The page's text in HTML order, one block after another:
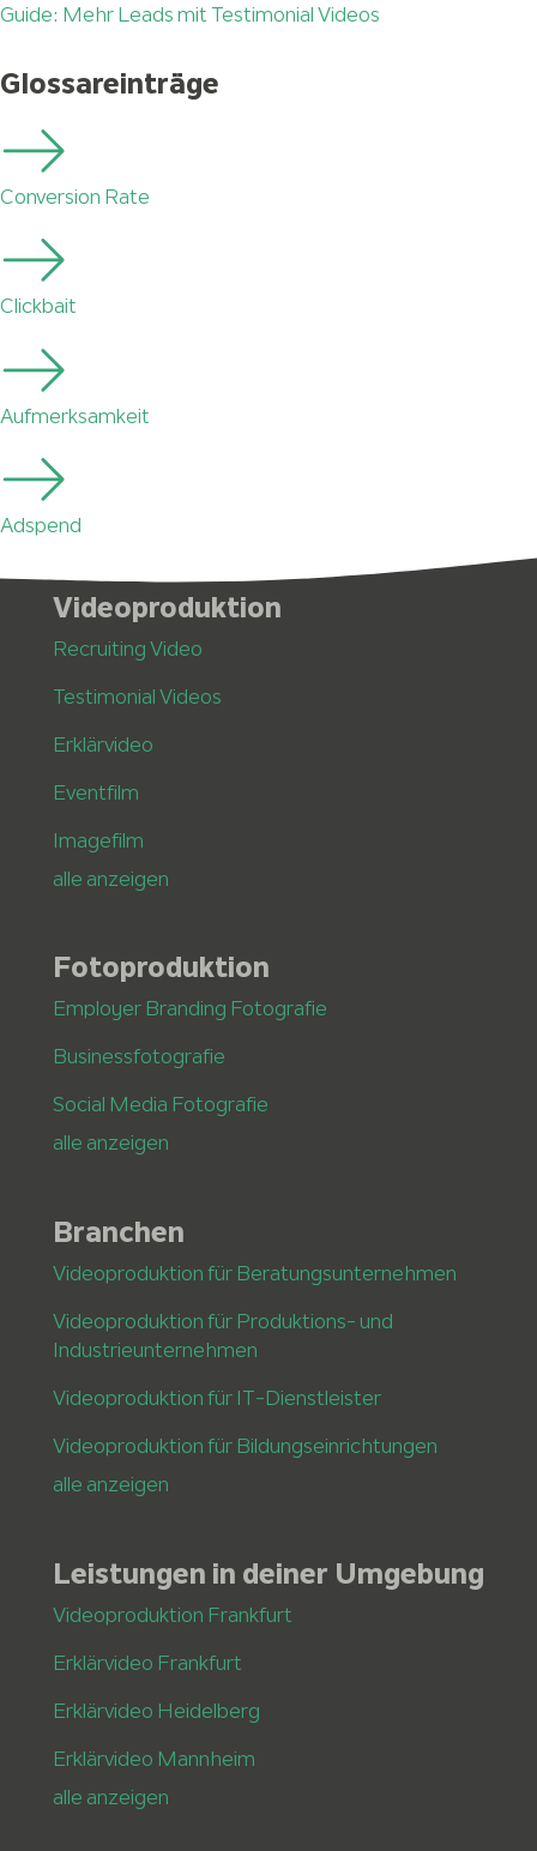
Guide: Mehr Leads mit Testimonial Videos
Glossareinträge
Conversion Rate
Clickbait
Aufmerksamkeit
Adspend
Videoproduktion
Recruiting Video
Testimonial Videos
Erklärvideo
Eventfilm
Imagefilm
alle anzeigen
Fotoproduktion
Employer Branding Fotografie
Businessfotografie
Social Media Fotografie
alle anzeigen
Branchen
Videoproduktion für Beratungsunternehmen
Videoproduktion für Produktions- und
Industrieunternehmen
Videoproduktion für IT-Dienstleister
Videoproduktion für Bildungseinrichtungen
alle anzeigen
Leistungen in deiner Umgebung
Videoproduktion Frankfurt
Erklärvideo Frankfurt
Erklärvideo Heidelberg
Erklärvideo Mannheim
alle anzeigen